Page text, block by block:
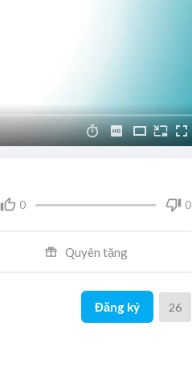
0 0
Quyên tặng
Đăng ký 26